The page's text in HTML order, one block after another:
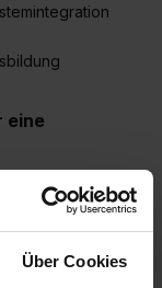
Über Cookies
eine
das
eine
dass alles
an und
nicht, ist